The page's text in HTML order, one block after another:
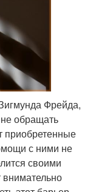
Фрейда,
обращать
приобретенные
с ними не
своими